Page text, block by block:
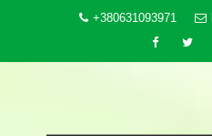
+380631093971